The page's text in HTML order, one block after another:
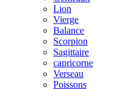
Lion
Vierge
Balance
Scorpion
Sagittaire
capricorne
Verseau
Poissons